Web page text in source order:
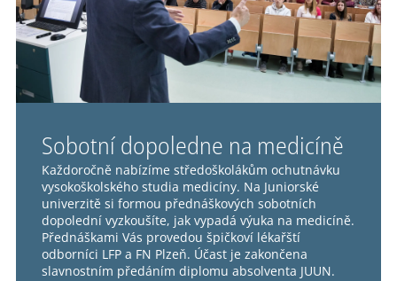
Sobotní dopoledne na medicíně
Každoročně nabízíme středoškolákům ochutnávku
vysokoškolského studia medicíny. Na Juniorské
univerzitě si formou přednáškových sobotních
dopolední vyzkoušíte, jak vypadá výuka na medicíně.
Přednáškami Vás provedou špičkoví lékařští
odborníci LFP a FN Plzeň. Účast je zakončena
slavnostním předáním diplomu absolventa JUUN.